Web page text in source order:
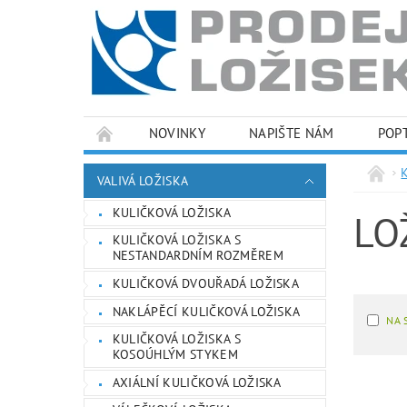
NOVINKY NAPIŠTE NÁM
PODMÍNKY OCHRANY OSOBNÍCH ÚDAJŮ
VALIVÁ LOŽISKA
KULIČKOVÁ LOŽISKA
KULIČKOVÁ LOŽISKA S
NESTANDARDNÍM ROZMĚREM
KULIČKOVÁ DVOUŘADÁ LOŽISKA
NAKLÁPĚCÍ KULIČKOVÁ LOŽISKA
KULIČKOVÁ LOŽISKA S
KOSOÚHLÝM STYKEM
AXIÁLNÍ KULIČKOVÁ LOŽISKA
NA